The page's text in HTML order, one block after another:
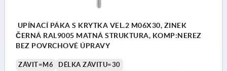
UPÍNACÍ PÁKA S KRYTKA VEL.2 M06X30, ZINEK
ČERNÁ RAL9005 MATNÁ STRUKTURA, KOMP:NEREZ
BEZ POVRCHOVÉ ÚPRAVY
ZÁVIT=M6
DÉLKA ZÁVITU=30